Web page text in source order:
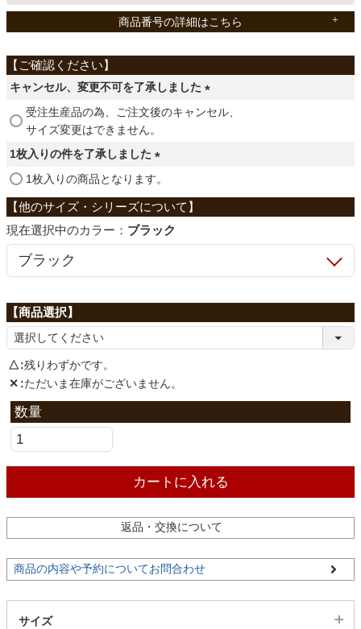
ホームオフィス
こたつ
寝具
ファブリック
カーテン
マット
収納用品
キッチン用品
家電・照明器具
商品番号の詳細はこちら
キャンセル、変更不可を了承しました
(
受注生産品の為、ご注文後のキャンセル、
サイズ変更はできません。
1枚入りの件を了承しました
(
必
須
)
1枚入りの商品となります。
カラー： ブラック
△ 残りわずかです。
✕ ただいま在庫がございません。
カートに入れる
返品・交換について
商品の内容や予約についてお問合わせ
サイズ